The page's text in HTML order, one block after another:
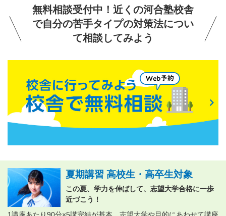
無料相談受付中！近くの河合塾校舎
で自分の苦手タイプの対策法につい
て相談してみよう
夏期講習 高校生・高卒生対象
この夏、学力を伸ばして、志望大学合格に一歩
近づこう！